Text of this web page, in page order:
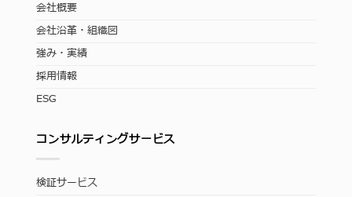
会社概要
会社沿革・組織図
強み・実績
採用情報
ESG
コンサルティングサービス
検証サービス